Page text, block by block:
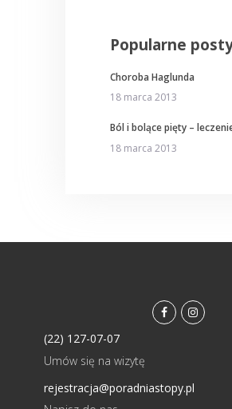
Popularne
Choroba Haglunda
18 marca 2013
Ból i bolące pięty –
18 marca 2013
facebook
(22) 127-07-07
Umów się na wizytę
rejestracja@poradniastopy.pl